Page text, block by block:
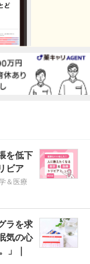
を低下
ビア
＆医療
ラを求
気の心
」｜